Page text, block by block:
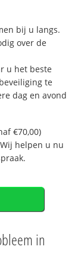
bij u langs.
over de
u het beste
te
dag en avond
€70,00)
helpen u nu
in